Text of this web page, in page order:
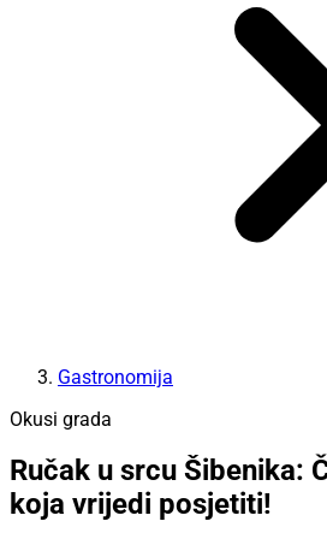
Gastronomija
Okusi grada
Ručak u srcu Šibenika:
koja vrijedi posjetiti!